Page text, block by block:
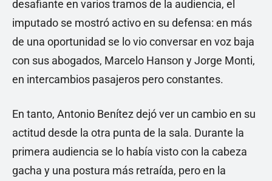
desafiante en varios tramos de la audiencia, el
imputado se mostró activo en su defensa: en más
de una oportunidad se lo vio conversar en voz baja
con sus abogados, Marcelo Hanson y Jorge Monti,
en intercambios pasajeros pero constantes.
En tanto, Antonio Benítez dejó ver un cambio en su
actitud desde la otra punta de la sala. Durante la
primera audiencia se lo había visto con la cabeza
gacha y una postura más retraída, pero en la